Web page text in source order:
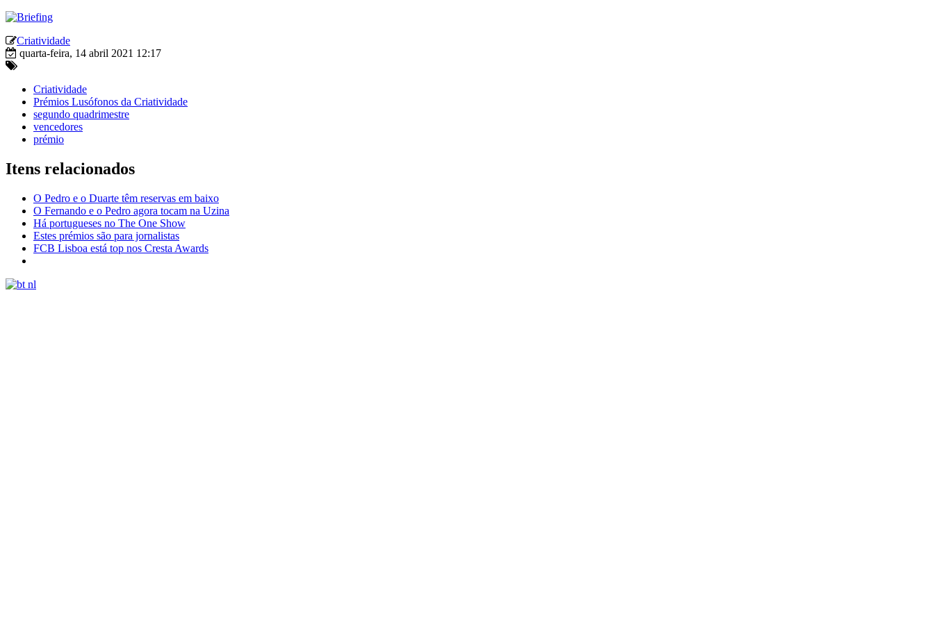
Criatividade
quarta-feira, 14 abril 2021 12:17
Criatividade
Prémios Lusófonos da Criatividade
segundo quadrimestre
vencedores
prémio
Itens relacionados
O Pedro e o Duarte têm reservas em baixo
O Fernando e o Pedro agora tocam na Uzina
Há portugueses no The One Show
Estes prémios são para jornalistas
FCB Lisboa está top nos Cresta Awards